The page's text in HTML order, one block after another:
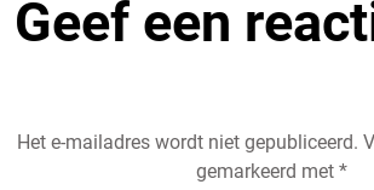
Geef een
Het e-mailadres wordt niet gepubliceerd.
gemarkeerd met *